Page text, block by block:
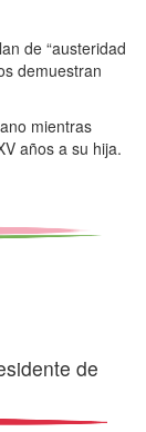
de “austeridad
demuestran
mientras
años a su hija.
de